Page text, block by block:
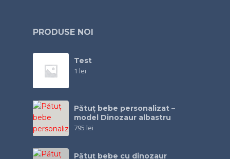
PRODUSE NOI
Test
1 lei
Pătuț bebe personalizat –
model Dinozaur albastru
795 lei
Pătuţ bebe cu dinozaur